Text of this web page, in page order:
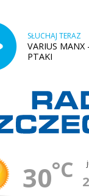
SŁUCHAJ TERAZ
VARIUS MANX
PTAKI
30°C